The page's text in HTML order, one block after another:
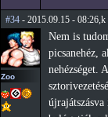
#34 - 2015.09.15 - 08:26,k
Zoo
Nem is
picsanehéz,
nehézséget.